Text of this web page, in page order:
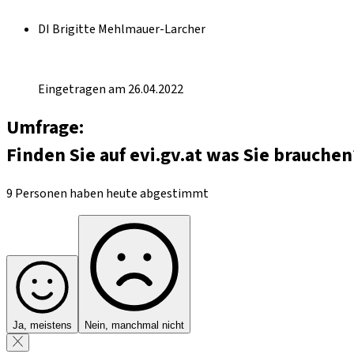
DI Brigitte Mehlmauer-Larcher
Eingetragen am 26.04.2022
Umfrage:
Finden Sie auf evi.gv.at was Sie
9 Personen haben heute abgestimmt
Ja, meistens Nein, manchmal nicht